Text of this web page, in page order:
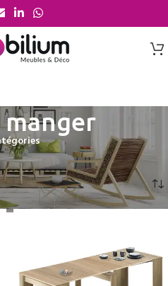
manger
Affichage de 1–12 sur 61 résultats